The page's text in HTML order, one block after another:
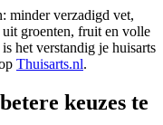
minder verzadigd vet,
uit groenten, fruit en volle
het verstandig je huisarts
Thuisarts.nl.
keuzes te